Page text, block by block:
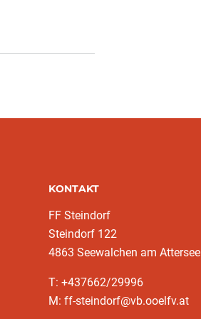
KONTAKT
FF Steindorf
Steindorf 122
4863 Seewalchen am Attersee
T: +437662/29996
M: ff-steindorf@vb.ooelfv.at